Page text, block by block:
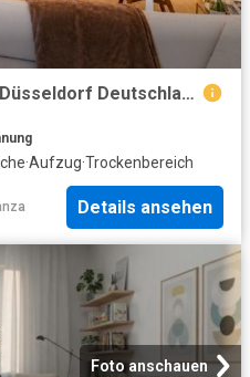
2 Schlafzimmer Wohnung Düsseldorf Deutschland 103066857
·Aufzug·Trockenbereich
Details ansehen
Foto anschauen